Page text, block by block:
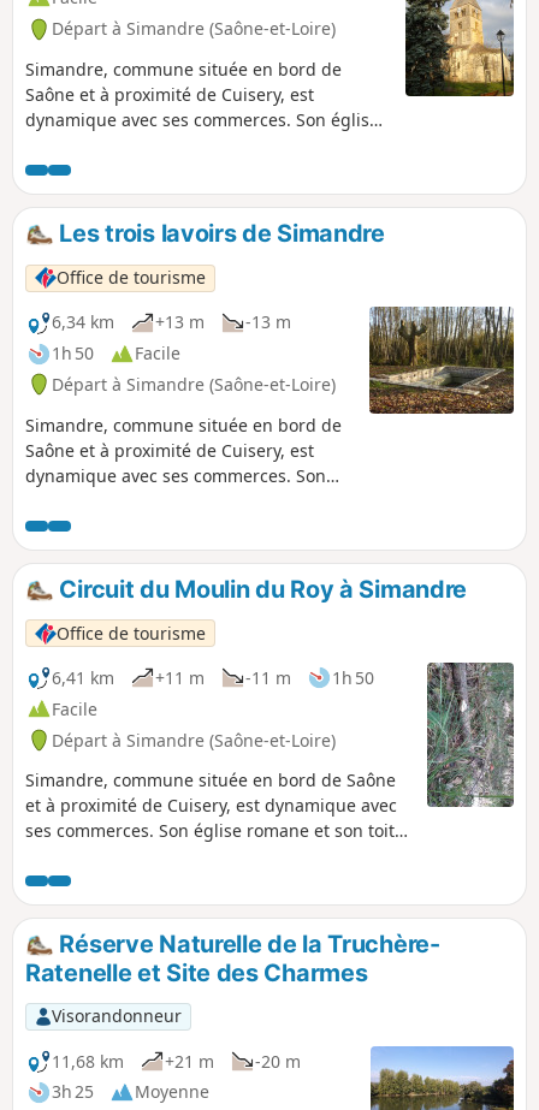
Départ à Simandre (Saône-et-Loire)
Simandre, commune située en bord de
Saône et à proximité de Cuisery, est
dynamique avec ses commerces. Son église
de lave, est inscrite à l’inventaire des
Bâtiments de France. La faune et la flore
sont également très présentes sur le
secteur, notamment à la Lande des Bruyères,
secteur protégé.
Les trois lavoirs de Simandre
Office de tourisme
6,34 km
+13 m
-13 m
1h 50
Facile
Départ à Simandre (Saône-et-Loire)
Simandre, commune située en bord de
Saône et à proximité de Cuisery, est
dynamique avec ses commerces. Son
pierres de lave sont inscrits à
l’inventaire des Bâtiments de France.
Vous pourrez observer la faune et la
flore grâce aux différentes mares qui
sont sur les parcours.
Circuit du Moulin du Roy à Simandre
Office de tourisme
6,41 km
+11 m -11 m
1h 50
Facile
Départ à Simandre (Saône-et-Loire)
Simandre, commune située en bord de Saône
et à proximité de Cuisery, est dynamique avec
ses commerces. Son église romane et son toit
l’inventaire des Bâtiments de France. Vous
pourrez observer la faune et la flore grâce aux
différentes mares qui sont sur le parcours.
Réserve Naturelle de la Truchère-
Ratenelle et Site des Charmes
Visorandonneur
11,68 km
+21 m
-20 m
3h 25
Moyenne